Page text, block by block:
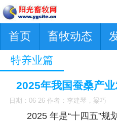
首页 畜牧动态
特养业篇
2025年我国蚕桑产
日期：06-26 作者：李建琴，梁巧
2025 年是“十四五”规